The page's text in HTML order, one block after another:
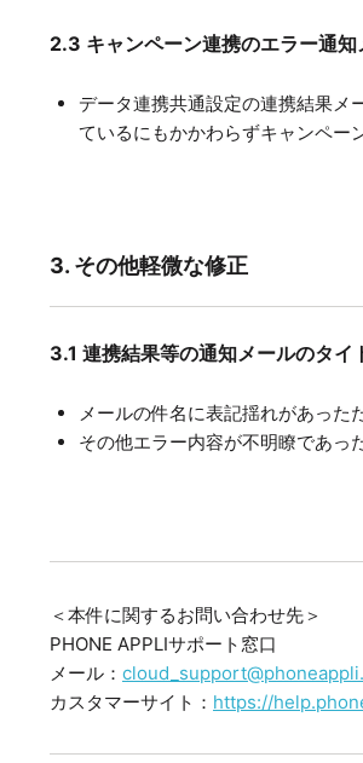
2.3 キャンペーン連携のエラー通
データ連携共通設定の連携結果メ
ているにもかかわらずキャンペー
3. その他軽微な修正
3.1 連携結果等の通知メールのタイ
メールの件名に表記揺れがあった
その他エラー内容が不明瞭であっ
＜本件に関するお問い合わせ先＞
PHONE APPLIサポート窓口
メール：
カスタマーサイト： https://